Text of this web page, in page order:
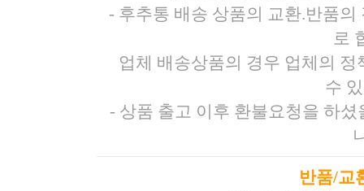
- 후추통 배송 상품의 교환.반품
로
업체 배송상품의 경우 업체의
수
- 상품 출고 이후 환불요청을 하
반품/교